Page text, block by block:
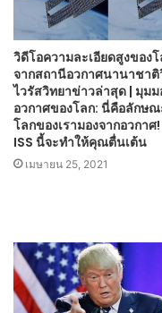
วิดีโอความละเอียดสูงของ
จากสถานีอวกาศนานาชาติ
ไวรัสวิทยาข่าวล่าสุด | มุมม
อวกาศของโลก: นี่คือลักษ
โลกของเรามองจากอวกาศ
ISS นี้จะทำให้คุณตื่นเต้น
เมษายน 25, 2021